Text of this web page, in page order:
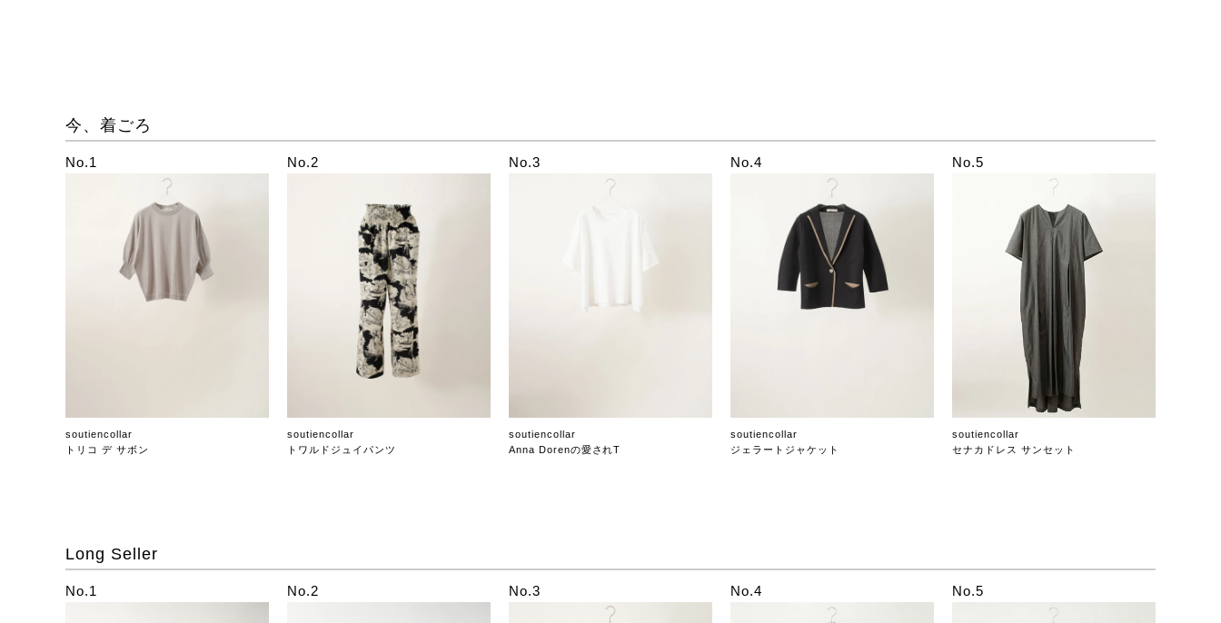
今、着ごろ
No.1
soutiencollar
トリコ デ サボン
No.2
soutiencollar
トワルドジュイパンツ
No.3
soutiencollar
Anna Dorenの愛されT
No.4
soutiencollar
ジェラートジャケット
No.5
soutiencollar
セナカドレス サンセット
Long Seller
No.1 No.2 No.3 No.4 No.5